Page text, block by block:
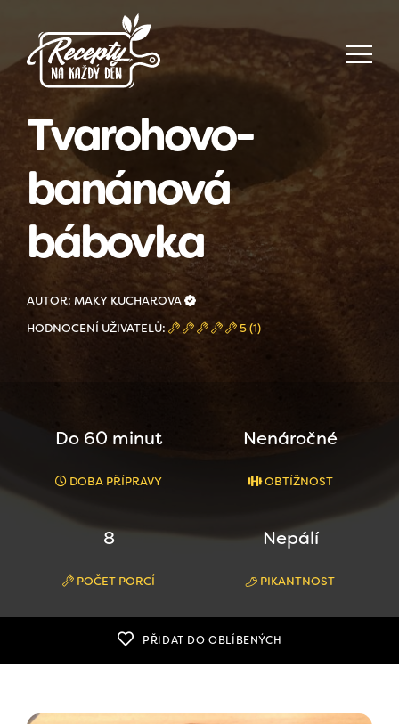
Tvarohovo-
banánová
bábovka
AUTOR: MAKY KUCHAROVA
HODNOCENÍ UŽIVATELŮ:
5 (1)
Do 60 minut
DOBA PŘÍPRAVY
Nenáročné
OBTÍŽNOST
8
POČET PORCÍ
Nepálí
PIKANTNOST
PŘIDAT DO OBLÍBENÝCH